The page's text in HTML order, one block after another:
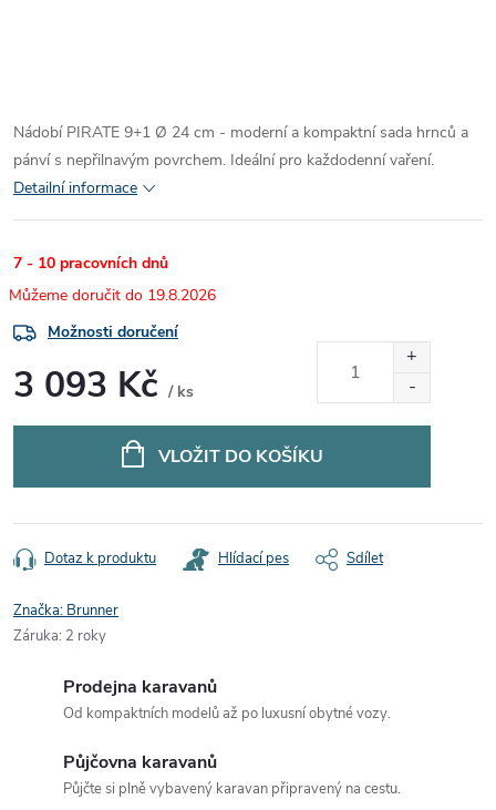
Nádobí PIRATE 9+1 Ø 24 cm - moderní a kompaktní sada hrnců a
pánví s nepřilnavým povrchem. Ideální pro každodenní vaření.
Detailní informace
7 - 10 pracovních dnů
19.8.2026
Možnosti doručení
3 093 Kč / ks
VLOŽIT DO KOŠÍKU
Dotaz k produktu Hlídací pes Sdílet
Značka: Brunner
Záruka: 2 roky
Prodejna karavanů
Od kompaktních modelů až po luxusní obytné vozy.
Půjčovna karavanů
Půjčte si plně vybavený karavan připravený na cestu.